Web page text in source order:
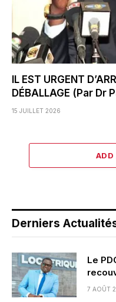
IL EST URGENT
DÉBALLAGE (Par Dr
15 JUILLET 2026
ADD
Derniers
Le
7 AOÛT